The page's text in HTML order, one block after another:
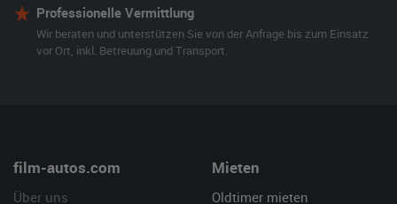
Professionelle Vermittlung
Wir beraten und unterstützen Sie von der Anfrage bis zum Einsatz
vor Ort, inkl. Betreuung und Transport.
film-autos.com
Über uns
Mieten
Oldtimer mieten